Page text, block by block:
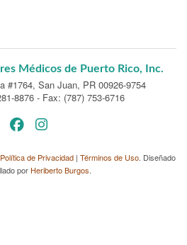
Médicos de Puerto Rico, Inc.
#1764, San Juan, PR 00926-9754
8876 - Fax: (787) 753-6716
Política de Privacidad| Términos de Uso. Diseñado
por Heriberto Burgos.